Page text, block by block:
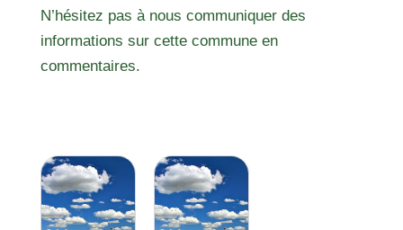
N’hésitez pas à nous communiquer des
informations sur cette commune en
commentaires.